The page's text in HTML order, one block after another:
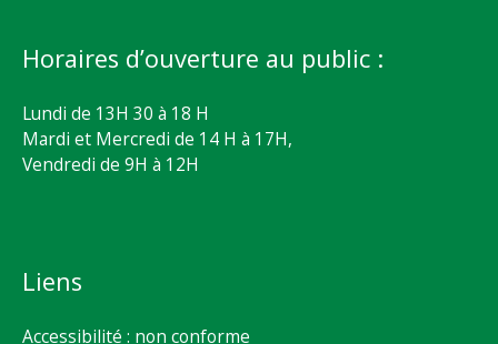
Horaires d’ouverture au public :
Lundi de 13H 30 à 18 H
Mardi et Mercredi de 14 H à 17H,
Vendredi de 9H à 12H
Liens
Accessibilité : non conforme